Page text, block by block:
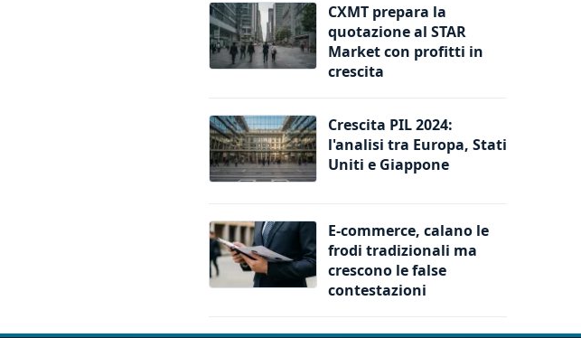
CXMT prepara la
quotazione al STAR
Market con profitti in
crescita
Crescita PIL 2024:
l'analisi tra Europa, Stati
Uniti e Giappone
E-commerce, calano le
frodi tradizionali ma
crescono le false
contestazioni